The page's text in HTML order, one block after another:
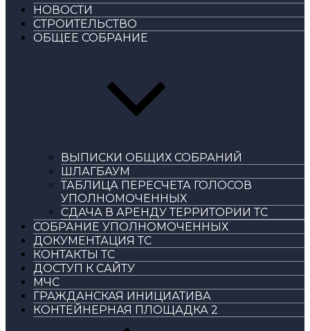
НОВОСТИ
СТРОИТЕЛЬСТВО
ОБЩЕЕ СОБРАНИЕ
ВЫПИСКИ ОБЩИХ СОБРАНИЙ
ШЛАГБАУМ
ТАБЛИЦА ПЕРЕСЧЕТА ГОЛОСОВ
УПОЛНОМОЧЕННЫХ
СДАЧА В АРЕНДУ ТЕРРИТОРИИ ТС
СОБРАНИЕ УПОЛНОМОЧЕННЫХ
ДОКУМЕНТАЦИЯ ТС
КОНТАКТЫ ТС
ДОСТУП К САЙТУ
МЧС
ГРАЖДАНСКАЯ ИНИЦИАТИВА
КОНТЕЙНЕРНАЯ ПЛОЩАДКА 2